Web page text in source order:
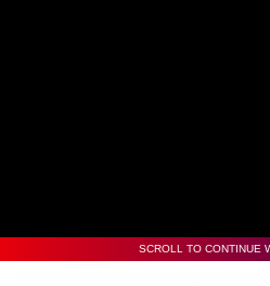
SCROLL TO CONTINUE